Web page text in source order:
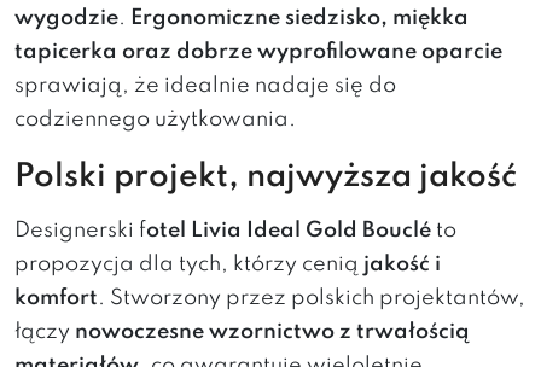
wygodzie. Ergonomiczne siedzisko, miękka
tapicerka oraz dobrze wyprofilowane oparcie
sprawiają, że idealnie nadaje się do
codziennego użytkowania.
Polski projekt, najwyższa jakość
Designerski fotel Livia Ideal Gold Bouclé to
propozycja dla tych, którzy cenią jakość i
komfort. Stworzony przez polskich projektantów,
łączy nowoczesne wzornictwo z trwałością